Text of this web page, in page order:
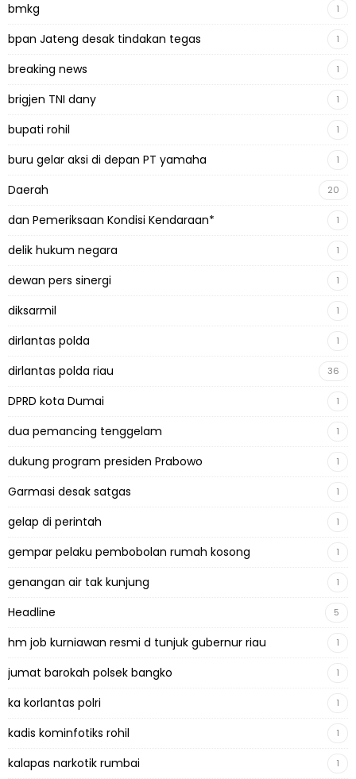
bmkg 1
bpan Jateng desak tindakan tegas 1
breaking news 1
brigjen TNI dany 1
bupati rohil 1
buru gelar aksi di depan PT yamaha 1
Daerah 20
dan Pemeriksaan Kondisi Kendaraan* 1
delik hukum negara 1
dewan pers sinergi 1
diksarmil 1
dirlantas polda 1
dirlantas polda riau 36
DPRD kota Dumai 1
dua pemancing tenggelam 1
dukung program presiden Prabowo 1
Garmasi desak satgas 1
gelap di perintah 1
gempar pelaku pembobolan rumah kosong 1
genangan air tak kunjung 1
Headline 5
hm job kurniawan resmi d tunjuk gubernur riau 1
jumat barokah polsek bangko 1
ka korlantas polri 1
kadis kominfotiks rohil 1
kalapas narkotik rumbai 1